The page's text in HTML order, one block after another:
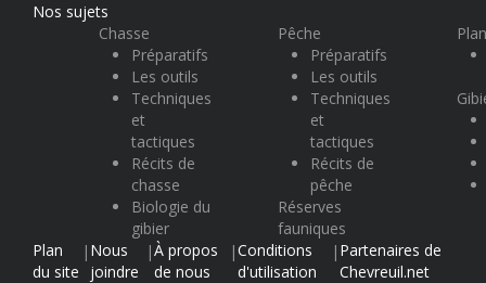
Nos sujets
Chasse
Préparatifs
Les outils
Techniques
et
tactiques
Récits de
chasse
Biologie du
gibier
Pêche
Préparatifs
Les outils
Techniques
et
tactiques
Récits de
pêche
Réserves
fauniques
Plan
du site
| Nous
joindre
|À propos
de nous
|Conditions
d'utilisation
| Partenaires de
Chevreuil.net